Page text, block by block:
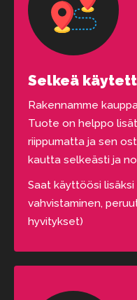
Selkeä
Rakennamme
Tuote on helppo
riippumatta ja sen
kautta selkeästi ja
Saat käyttöösi
vahvistaminen,
hyvitykset)